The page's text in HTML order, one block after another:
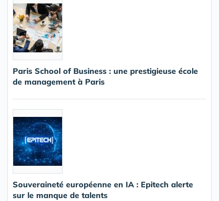
Paris School of Business : une prestigieuse école
de management à Paris
Souveraineté européenne en IA : Epitech alerte
sur le manque de talents